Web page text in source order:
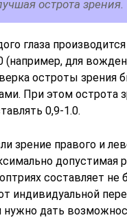
острота зрения.
глаза
(например, для
остроты зрения
При этом острота
0,9-1.0.
зрение правого и
допустимая
составляет не
индивидуальной
нужно дать